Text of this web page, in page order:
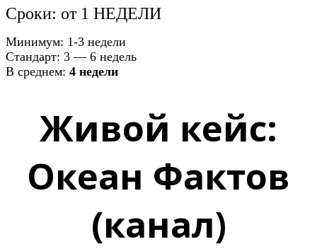
Сроки: от 1 НЕДЕЛИ
Минимум: 1-3 недели
Стандарт: 3 — 6 недель
В среднем: 4 недели
Живой кейс:
Океан Фактов
(канал)